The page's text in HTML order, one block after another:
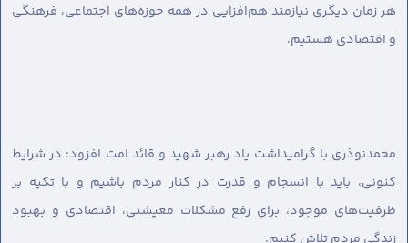
هر زمان دیگری نیازمند هم‌افزایی در همه حوزه‌های اجتماعی، فرهنگی
و اقتصادی هستیم.
محمدنوذری با گرامیداشت یاد رهبر شهید و قائد امت افزود: در شرایط
کنونی، باید با انسجام و قدرت در کنار مردم باشیم و با تکیه بر
ظرفیت‌های موجود، برای رفع مشکلات معیشتی، اقتصادی و بهبود